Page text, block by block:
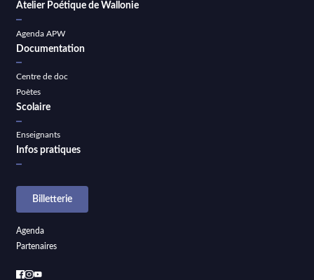
Atelier Poétique de Wallonie
Agenda APW
Documentation
Centre de doc
Poètes
Scolaire
Enseignants
Infos pratiques
Billetterie
Agenda
Partenaires